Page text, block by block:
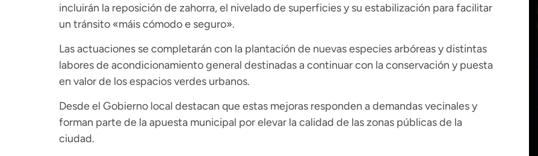
incluirán la reposición de zahorra, el nivelado de superficies y su estabilización para facilitar
un tránsito «máis cómodo e seguro».
Las actuaciones se completarán con la plantación de nuevas especies arbóreas y distintas
labores de acondicionamiento general destinadas a continuar con la conservación y puesta
en valor de los espacios verdes urbanos.
Desde el Gobierno local destacan que estas mejoras responden a demandas vecinales y
forman parte de la apuesta municipal por elevar la calidad de las zonas públicas de la
ciudad.